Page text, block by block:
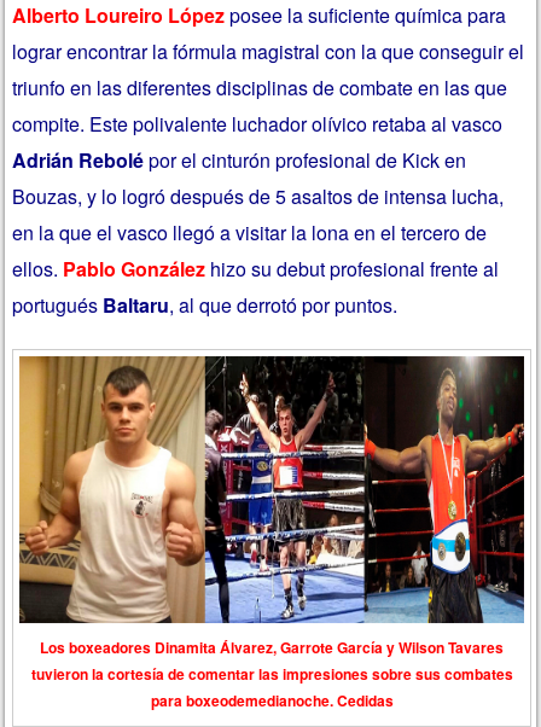
Alberto Loureiro Lópezposee la suficiente química para
lograr encontrar la fórmula magistral con la que conseguir el
triunfo en las diferentes disciplinas de combate en las que
compite. Este polivalente luchador olívico retaba al vasco
Adrián Rebolépor el cinturón profesional de Kick en
Bouzas, y lo logró después de 5 asaltos de intensa lucha,
en la que el vasco llegó a visitar la lona en el tercero de
ellos. Pablo González hizo su debut profesional frente al
portugués Baltaru, al que derrotó por puntos.
Los boxeadores Dinamita Álvarez, Garrote García y Wilson Tavares
tuvieron la cortesía de comentar las impresiones sobre sus combates
para boxeodemedianoche. Cedidas